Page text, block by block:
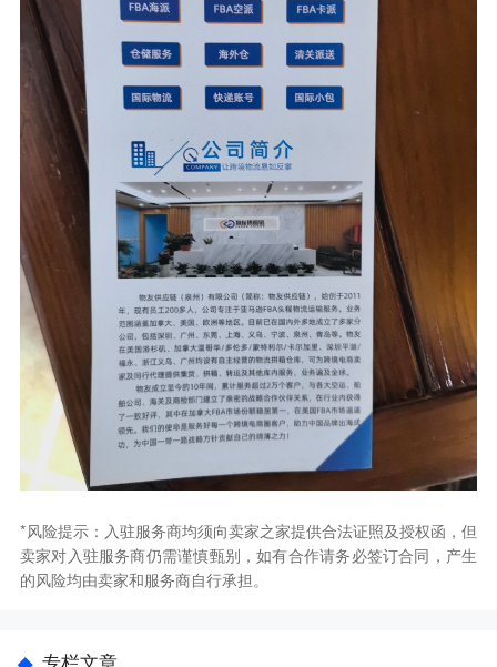
*风险提示：入驻服务商均须向卖家之家提供合法证照及授权函，但
卖家对入驻服务商仍需谨慎甄别，如有合作请务必签订合同，产生
的风险均由卖家和服务商自行承担。